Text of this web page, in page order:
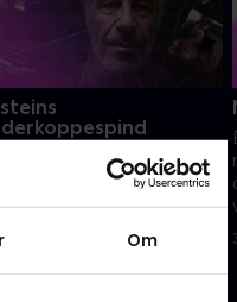
Om
kunne lokke både
verdens elite og
piger ind i sit
der har fået
konsekvenser for mange.